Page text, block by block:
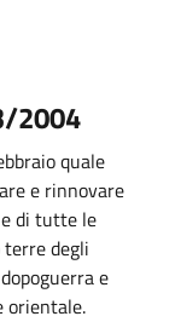
2004
quale
e rinnovare
di tutte le
terre degli
e
orientale.